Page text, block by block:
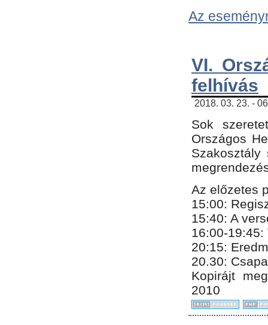
Az
VI.
felhívás
2018. 03. 23. -
Sok
Országos
Az előzetes
15:00:
15:40: A
16:00-19:45:
20:​15​:
​20.30:
Kopirájt
2010